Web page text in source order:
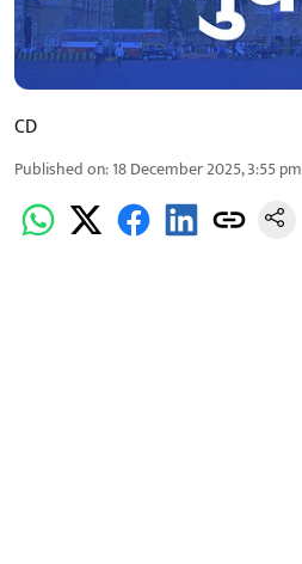
CD
Published on:18 December 2025, 3:55 pm